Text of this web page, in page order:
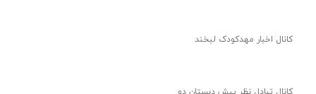
کانال اخبار مهدکودک لبخند